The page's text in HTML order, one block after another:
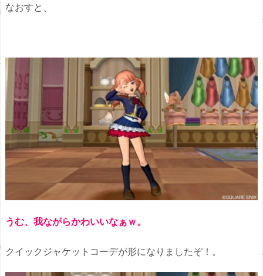
なおすと、
うむ、我ながらかわいいなぁｗ。
クイックジャケットコーデが形になりましたぞ！。